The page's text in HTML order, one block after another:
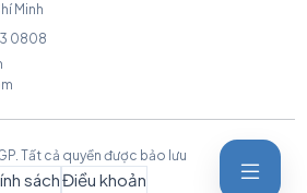
Minh
0808
Tất cả quyền được bảo lưu
sáchĐiều khoản